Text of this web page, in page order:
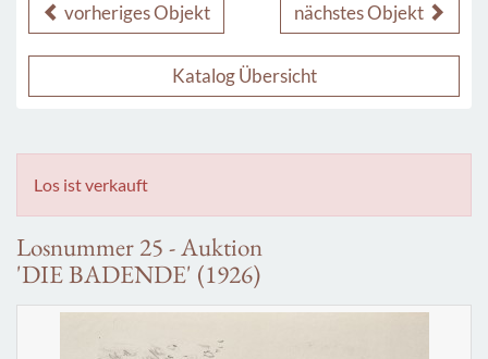
vorheriges Objekt nächstes Objekt
Katalog Übersicht
Los ist verkauft
Losnummer 25 - Auktion
'DIE BADENDE' (1926)